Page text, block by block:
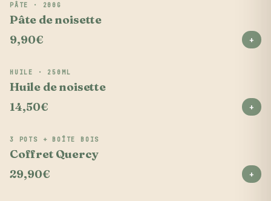
Nouveau
PÂTE · 200G
Pâte de noisette
9,90€ +
HUILE · 250ML
Huile de noisette
14,50€ +
🎁 Coffret
3 POTS + BOÎTE BOIS
Coffret Quercy
29,90€ +